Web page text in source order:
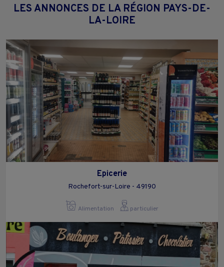
LES ANNONCES DE LA RÉGION PAYS-DE-
LA-LOIRE
Epicerie
Rochefort-sur-Loire - 49190
Alimentation particulier